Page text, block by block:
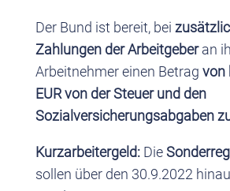
Der Bund ist bereit, bei
Zahlungen der Arbeitgeberan
Arbeitnehmer einen Betrag von
EUR von der Steuer und den
Sozialversicherungsabgaben
Kurzarbeitergeld: Die
sollen über den 30.9.2022